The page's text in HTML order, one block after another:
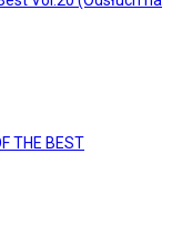
THE BEST